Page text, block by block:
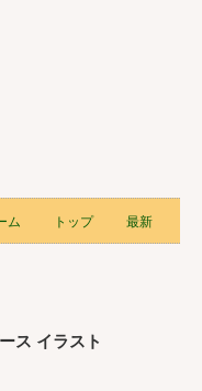
ム トップ 最新
ス イラスト